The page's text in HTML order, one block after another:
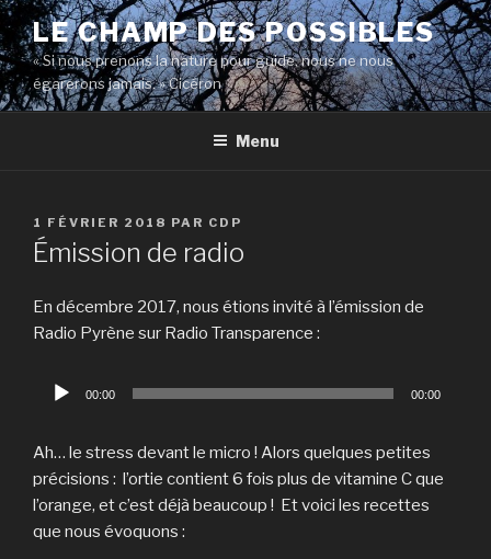
Aller
au
contenu
principal
LE CHAMP DES POSSIBLES
« Si nous prenons la nature pour guide, nous ne nous
égarerons jamais. » Cicéron
Menu
PUBLIÉ
LE
1 FÉVRIER 2018 PAR CDP
Émission de radio
En décembre 2017, nous étions invité à l’émission de
Radio Pyrène sur Radio Transparence :
Lecteur
00:00 00:00
Ah… le stress devant le micro ! Alors quelques petites
précisions : l’ortie contient 6 fois plus de vitamine C que
l’orange, et c’est déjà beaucoup ! Et voici les recettes
que nous évoquons :